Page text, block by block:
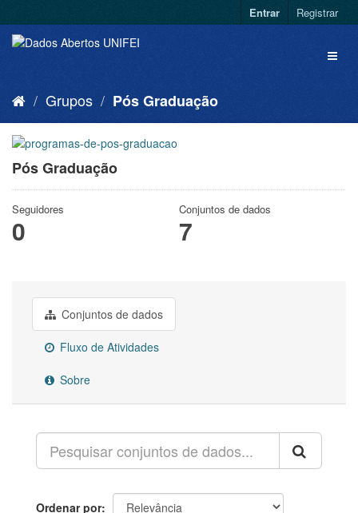
Entrar Registrar
Grupos Pós Graduação
Pós Graduação
Seguidores
0
Conjuntos de dados
7
Conjuntos de dados
Fluxo de Atividades
Sobre
Ordenar por